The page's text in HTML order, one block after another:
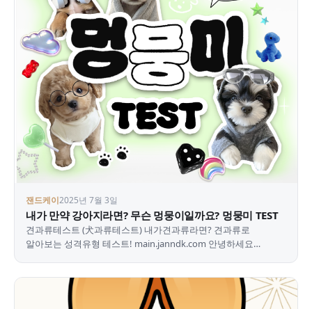
잰드케이2025년 7월 3일
내가 만약 강아지라면? 무슨 멍뭉이일까요? 멍뭉미 TEST
견과류테스트 (犬과류테스트) 내가견과류라면? 견과류로
알아보는 성격유형 테스트! main.janndk.com 안녕하세요